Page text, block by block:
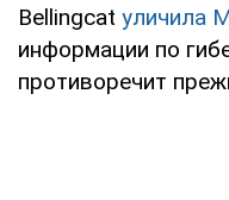
Bellingcat уличила
информации по
противоречит